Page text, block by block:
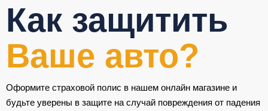
Как защитить
Ваше авто?
Оформите страховой полис в нашем онлайн магазине и
будьте уверены в защите на случай повреждения от падения